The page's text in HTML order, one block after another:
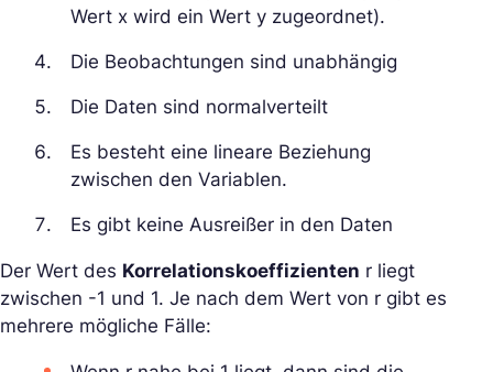
Wert x wird ein Wert y zugeordnet).
Die Beobachtungen sind unabhängig
Die Daten sind normalverteilt
Es besteht eine lineare Beziehung
zwischen den Variablen.
Es gibt keine Ausreißer in den Daten
Der Wert des Korrelationskoeffizienten r liegt
zwischen -1 und 1. Je nach dem Wert von r gibt es
mehrere mögliche Fälle: